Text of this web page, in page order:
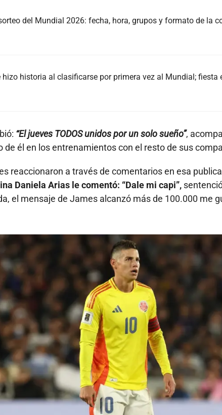
del Mundial 2026: fecha, hora, grupos y formato de la
hizo historia al clasificarse por primera vez al Mundial; fiesta
“El jueves TODOS unidos por un solo sueño”,
de él en los entrenamientos con el resto de sus
reaccionaron a través de comentarios en esa
Daniela Arias le comentó: “Dale mi capi”,
el mensaje de James alcanzó más de 100.000 me